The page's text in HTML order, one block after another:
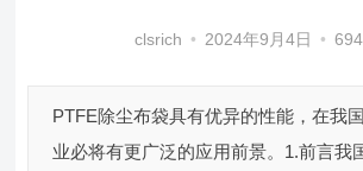
clsrich • 2024年9月4日 • 694
PTFE除尘布袋具有优异的性能，在我
业必将有更广泛的应用前景。1.前言我